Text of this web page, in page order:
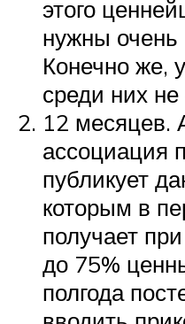
этого
нужны очень
Конечно же,
среди них
12 месяцев.
ассоциация
публикует
которым в
получает
до 75%
полгода